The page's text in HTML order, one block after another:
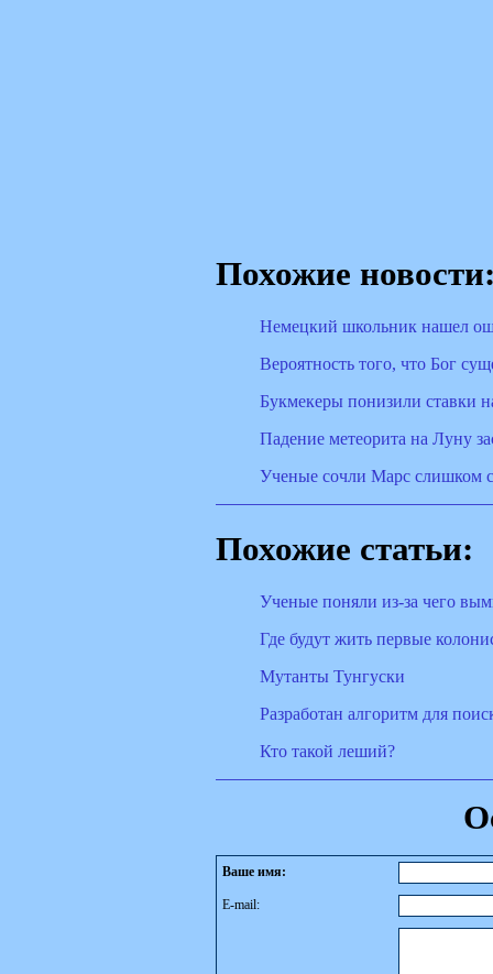
Похожие
Немецкий школьник нашел
Вероятность того, что Бог
Букмекеры понизили ставки
Падение метеорита на Луну
Ученые сочли Марс слишком
Похожие статьи:
Ученые поняли из-за чего
Где будут жить первые
Мутанты Тунгуски
Разработан алгоритм для
Кто такой леший?
Ваше имя:
E-mail: